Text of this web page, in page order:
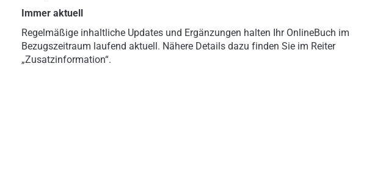
Immer aktuell
Regelmäßige inhaltliche Updates und Ergänzungen halten Ihr OnlineBuch im
Bezugszeitraum laufend aktuell. Nähere Details dazu finden Sie im Reiter
„Zusatzinformation“.